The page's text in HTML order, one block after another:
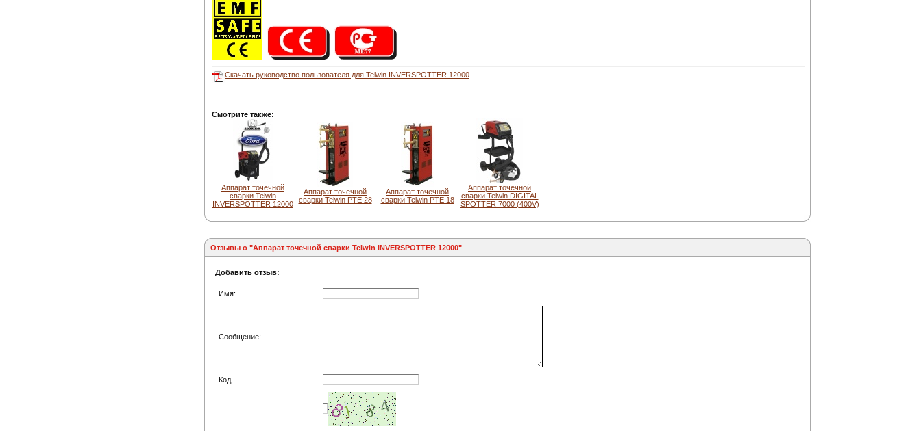
Скачать руководство пользователя для Telwin INVERSPOTTER 12000
Смотрите также:
Аппарат точечной
сварки Telwin
INVERSPOTTER 12000
Аппарат точечной
сварки Telwin PTE 28
Аппарат точечной
сварки Telwin PTE 18
Аппарат точечной
сварки Telwin DIGITAL
SPOTTER 7000 (400V)
Отзывы о "Аппарат точечной сварки Telwin INVERSPOTTER 12000"
Добавить отзыв:
Имя:
Сообщение:
Код